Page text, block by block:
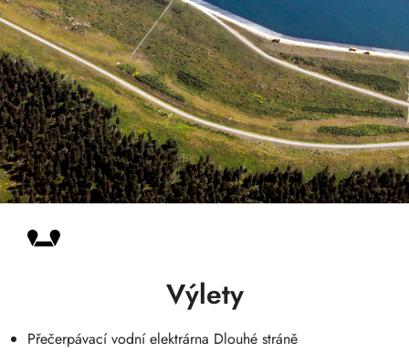
Výlety
Přečerpávací vodní elektrárna Dlouhé stráně